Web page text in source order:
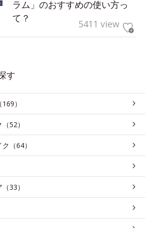
ラム」のおすすめの使い方っ
て？
5411 view
す
）
52）
（64）
33）